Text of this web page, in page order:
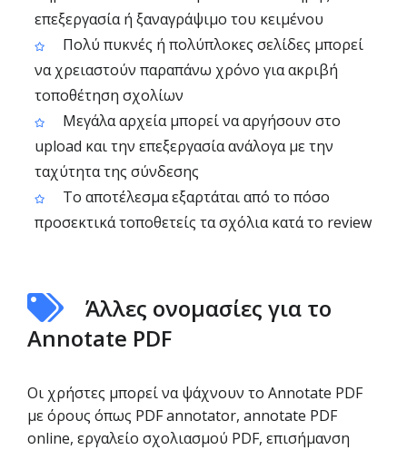
επεξεργασία ή ξαναγράψιμο του κειμένου
Πολύ πυκνές ή πολύπλοκες σελίδες μπορεί
να χρειαστούν παραπάνω χρόνο για ακριβή
τοποθέτηση σχολίων
Μεγάλα αρχεία μπορεί να αργήσουν στο
upload και την επεξεργασία ανάλογα με την
ταχύτητα της σύνδεσης
Το αποτέλεσμα εξαρτάται από το πόσο
προσεκτικά τοποθετείς τα σχόλια κατά το review
Άλλες ονομασίες για το
Annotate PDF
Οι χρήστες μπορεί να ψάχνουν το Annotate PDF
με όρους όπως PDF annotator, annotate PDF
online, εργαλείο σχολιασμού PDF, επισήμανση